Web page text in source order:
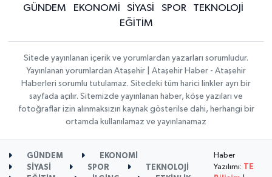
GÜNDEM EKONOMİ SİYASİ SPOR
TEKNOLOJİ
EĞİTİM
Sitede yayınlanan içerik ve yorumlardan yazarları sorumludur.
Yayınlanan yorumlardan Ataşehir | Ataşehir Haber - Ataşehir
Haberleri sorumlu tutulamaz. Sitedeki tüm harici linkler ayrı bir
sayfada açılır. Sitemizde yayınlanan haber, köşe yazıları ve
fotoğraflar izin alınmaksızın kaynak gösterilse dahi, herhangi bir
ortamda kullanılamaz ve yayınlanamaz
GÜNDEM
EKONOMİ
SİYASİ
SPOR
TEKNOLOJİ
Haber
Yazılımı:
TE